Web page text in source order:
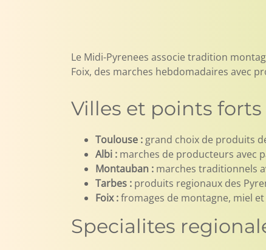
Le Midi-Pyrenees associe tradition
Foix, des marches hebdomadaires avec
Villes et points
Toulouse : grand choix de produits
Albi : marches de producteurs avec
Montauban : marches traditionnels
Tarbes : produits regionaux des
Foix :fromages de montagne, miel
Specialites